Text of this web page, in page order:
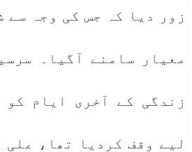
زور دیا کہ جس کی وجہ سے
معیار سامنے آگیا۔
زندگی کے آخری ایام
لیے وقف کردیا تھا، علی